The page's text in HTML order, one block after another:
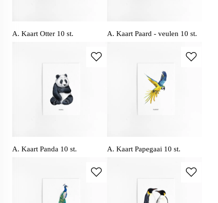
A. Kaart Otter 10 st. A. Kaart Paard - veulen 10 st.
A. Kaart Panda 10 st. A. Kaart Papegaai 10 st.